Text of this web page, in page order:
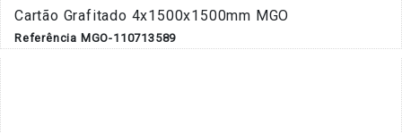
Cartão Grafitado 4x1500x1500mm MGO
Referência MGO-110713589